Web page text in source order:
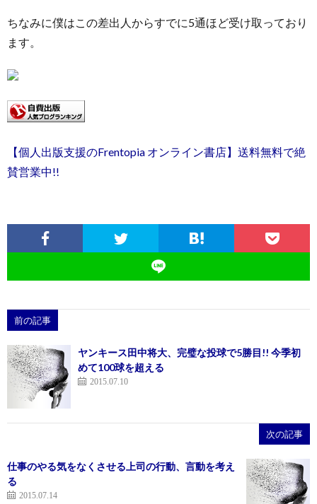
ちなみに僕はこの差出人からすでに5通ほど受け取っており
ます。
【個人出版支援のFrentopia オンライン書店】送料無料で絶
賛営業中!!
前の記事
ヤンキース田中将大、完璧な投球で5勝目!! 今季初
めて100球を超える
2015.07.10
次の記事
仕事のやる気をなくさせる上司の行動、言動を考え
る
2015.07.14